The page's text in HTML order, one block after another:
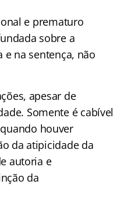
e prematuro
sobre a
na sentença, não
apesar de
Somente é cabível
houver
da atipicidade da
autoria e
da